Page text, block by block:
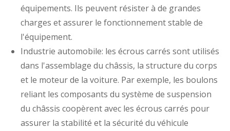
équipements. Ils peuvent résister à de grandes
charges et assurer le fonctionnement stable de
l'équipement.
Industrie automobile: les écrous carrés sont utilisés
dans l'assemblage du châssis, la structure du corps
et le moteur de la voiture. Par exemple, les boulons
reliant les composants du système de suspension
du châssis coopèrent avec les écrous carrés pour
assurer la stabilité et la sécurité du véhicule